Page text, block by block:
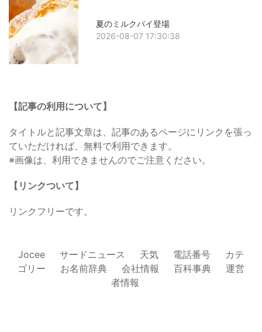
夏のミルクパイ登場
2026-08-07 17:30:38
【記事の利用について】
タイトルと記事文章は、記事のあるページにリンクを張っ
ていただければ、無料で利用できます。
※画像は、利用できませんのでご注意ください。
【リンクついて】
リンクフリーです。
Jocee サードニュース 天気 電話番号
カテ
ゴリー
お名前辞典 会社情報 百科事典
運営
者情報